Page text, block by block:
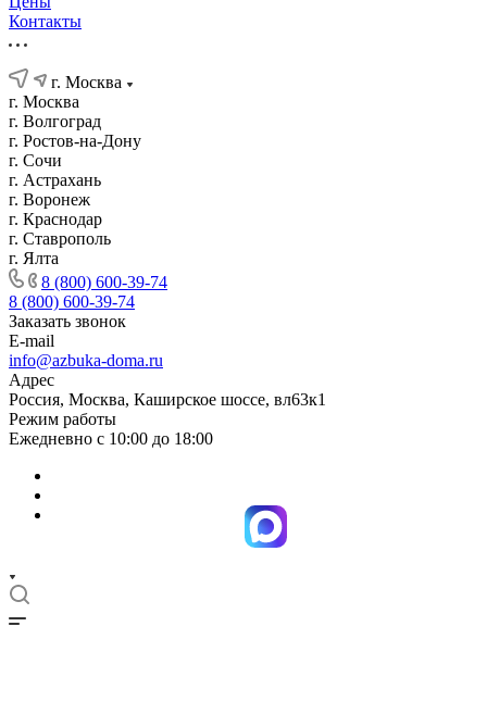
Контакты
г. Москва
г. Москва
г. Волгоград
г. Ростов-на-Дону
г. Сочи
г. Астрахань
г. Воронеж
г. Краснодар
г. Ставрополь
г. Ялта
8 (800) 600-39-74
8 (800) 600-39-74
Заказать звонок
E-mail
info@azbuka-doma.ru
Адрес
Россия, Москва, Каширское шоссе, вл63к1
Режим работы
Ежедневно с 10:00 до 18:00